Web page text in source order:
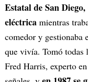
Estatal de San
eléctrica mientras
comedor y gestionaba
que vivía. Tomó todas
Fred Harris, experto